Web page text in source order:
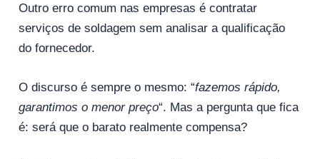
Outro erro comum nas empresas é contratar
serviços de soldagem sem analisar a qualificação
do fornecedor.
O discurso é sempre o mesmo: “fazemos rápido,
garantimos o menor preço“. Mas a pergunta que fica
é: será que o barato realmente compensa?